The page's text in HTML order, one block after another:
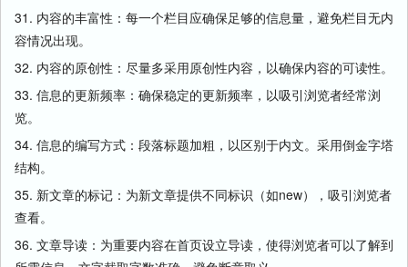
31. 内容的丰富性：每一个栏目应确保足够的信息量，避免栏目无内
容情况出现。
32. 内容的原创性：尽量多采用原创性内容，以确保内容的可读性。
33. 信息的更新频率：确保稳定的更新频率，以吸引浏览者经常浏
览。
34. 信息的编写方式：段落标题加粗，以区别于内文。采用倒金字塔
结构。
35. 新文章的标记：为新文章提供不同标识（如new），吸引浏览者
查看。
36. 文章导读：为重要内容在首页设立导读，使得浏览者可以了解到